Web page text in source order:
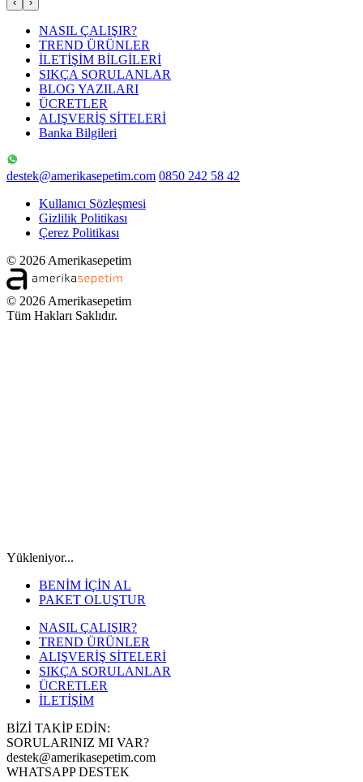
NASIL ÇALIŞIR?
TREND ÜRÜNLER
İLETİŞİM BİLGİLERİ
SIKÇA SORULANLAR
BLOG YAZILARI
ÜCRETLER
ALIŞVERİŞ SİTELERİ
Banka Bilgileri
destek@amerikasepetim.com 0850 242 58 42
Kullanıcı Sözleşmesi
Gizlilik Politikası
Çerez Politikası
© 2026 Amerikasepetim
© 2026 Amerikasepetim
Tüm Hakları Saklıdır.
Yükleniyor...
BENİM İÇİN AL
PAKET OLUŞTUR
NASIL ÇALIŞIR?
TREND ÜRÜNLER
ALIŞVERİŞ SİTELERİ
SIKÇA SORULANLAR
ÜCRETLER
İLETİŞİM
BİZİ TAKİP EDİN:
SORULARINIZ MI VAR?
destek@amerikasepetim.com
WHATSAPP DESTEK